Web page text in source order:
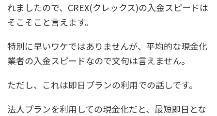
れましたので、CREX(クレックス)の入金スピードは
そこそこと言えます。
特別に早いワケではありませんが、平均的な現金化
業者の入金スピードなので文句は言えません。
ただし、これは即日プランの利用での話しです。
法人プランを利用しての現金化だと、最短即日とな